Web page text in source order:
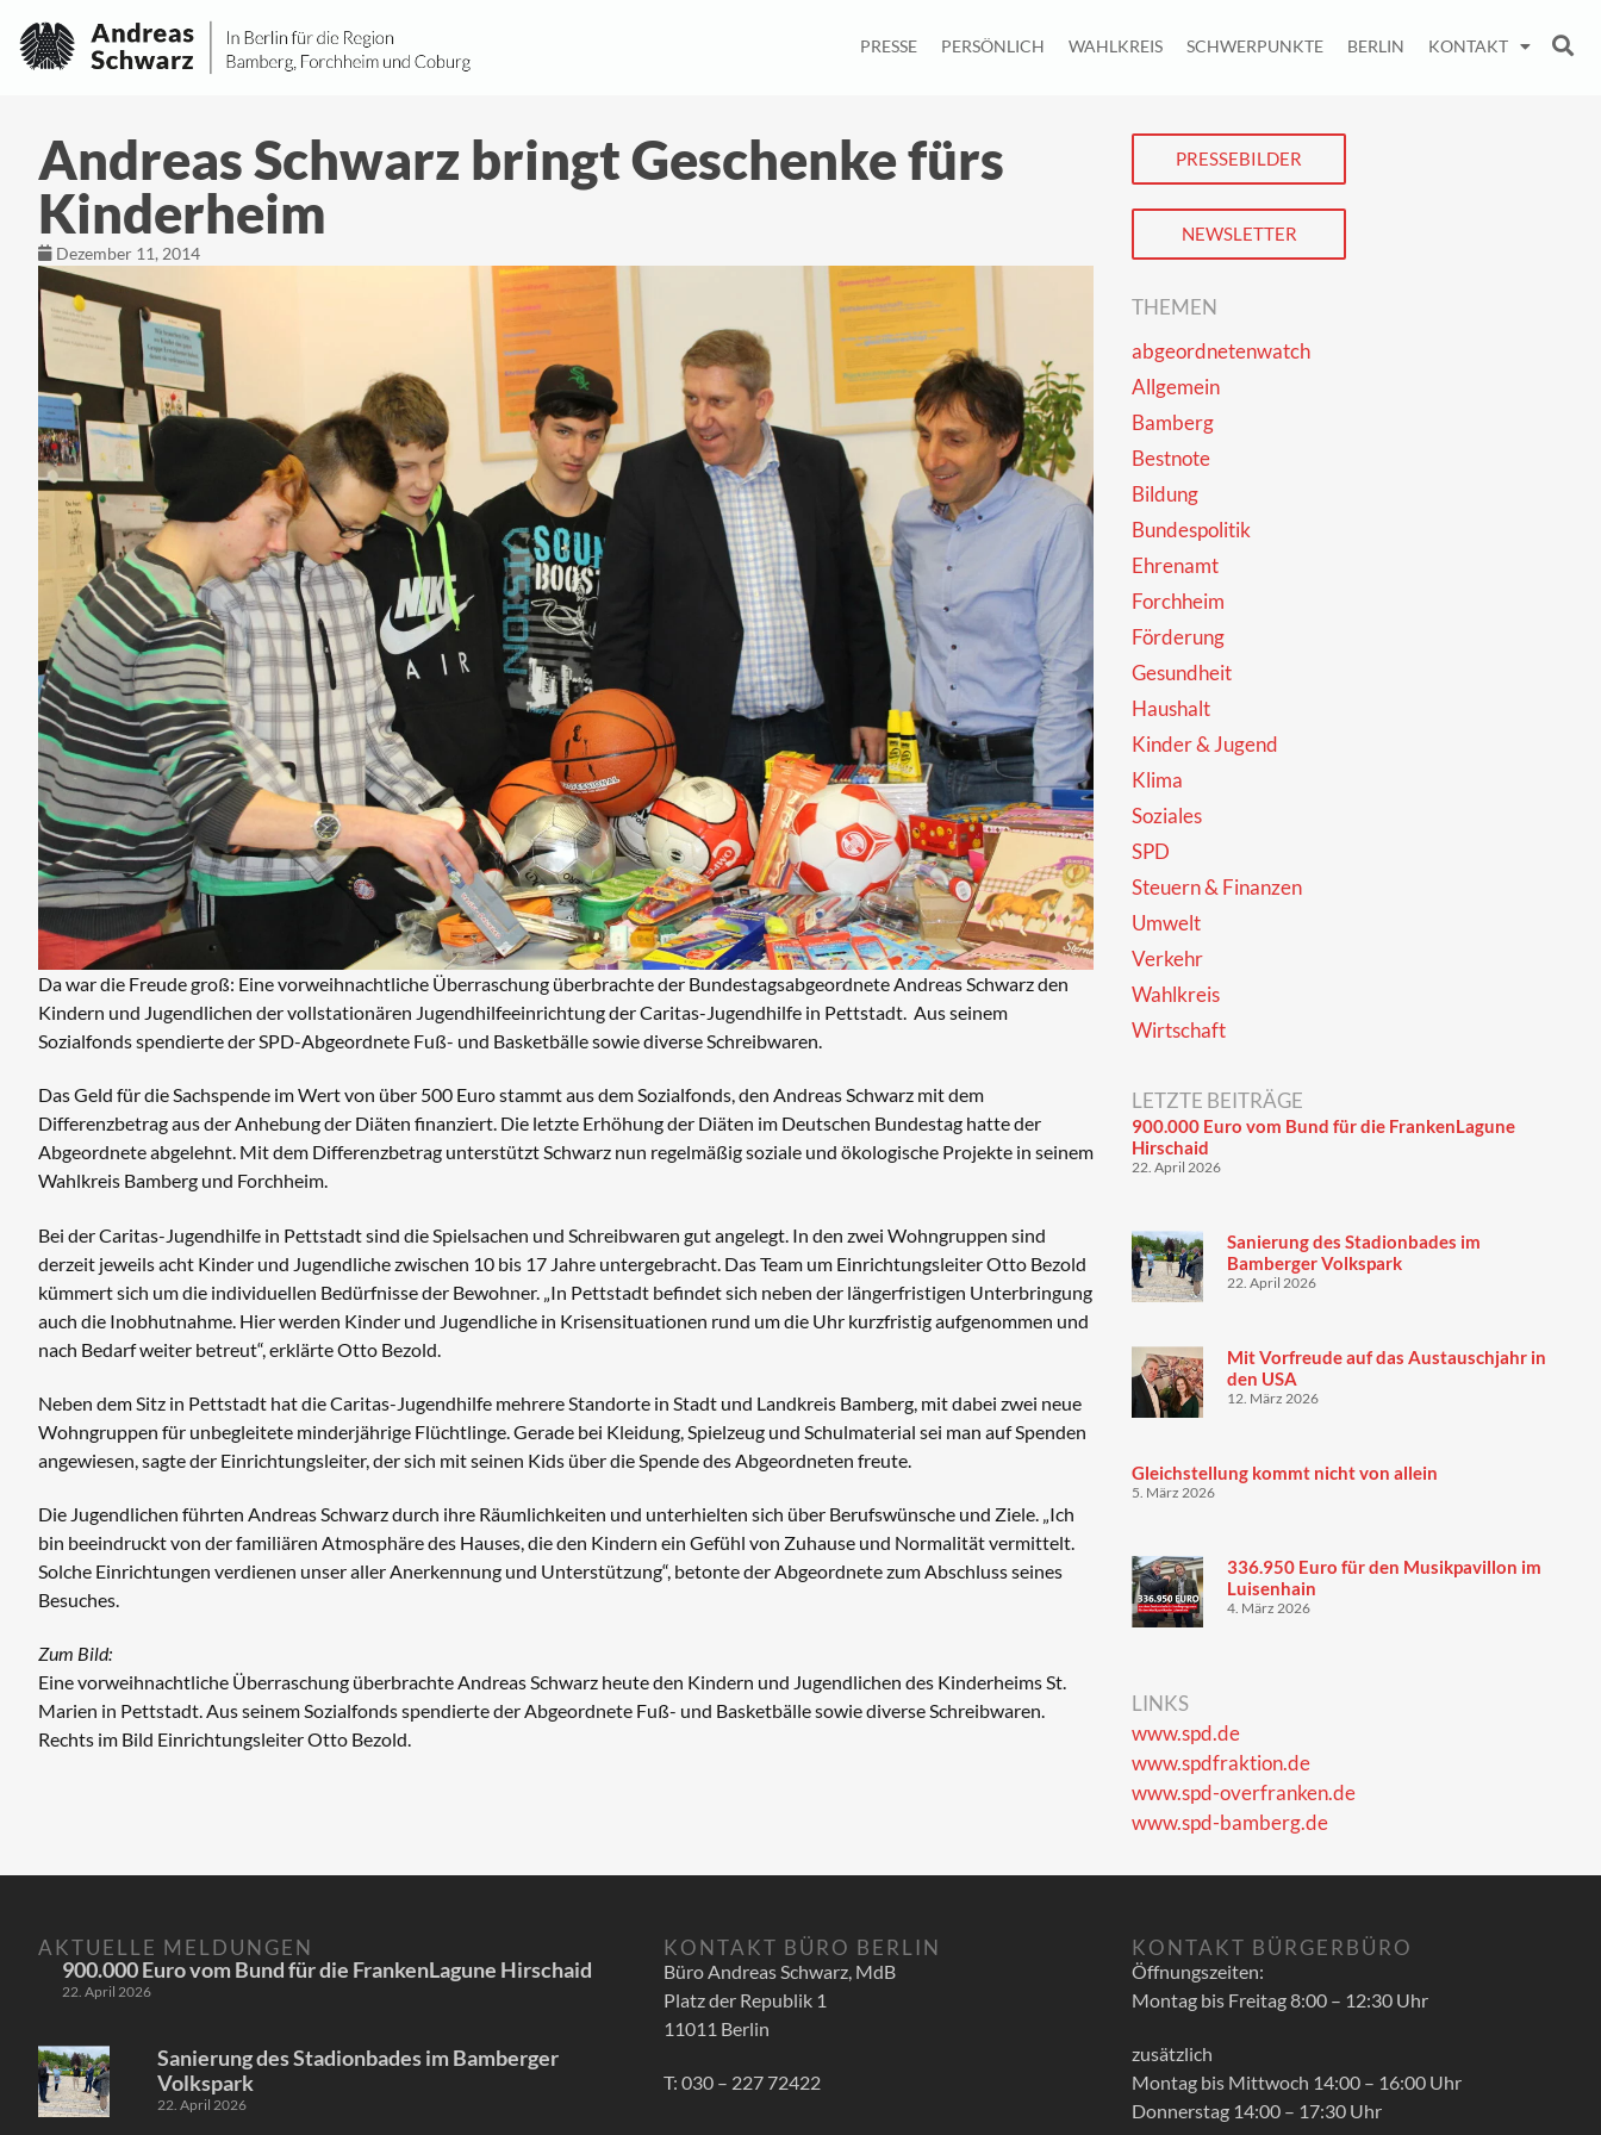
PRESSE PERSÖNLICH WAHLKREIS SCHWERPUNKTE BERLIN KONTAKT
Andreas Schwarz bringt Geschenke fürs
Kinderheim
Dezember 11, 2014
Da war die Freude groß: Eine vorweihnachtliche Überraschung überbrachte der Bundestagsabgeordnete Andreas Schwarz den
Kindern und Jugendlichen der vollstationären Jugendhilfeeinrichtung der Caritas-Jugendhilfe in Pettstadt. Aus seinem
Sozialfonds spendierte der SPD-Abgeordnete Fuß- und Basketbälle sowie diverse Schreibwaren.
Das Geld für die Sachspende im Wert von über 500 Euro stammt aus dem Sozialfonds, den Andreas Schwarz mit dem
Differenzbetrag aus der Anhebung der Diäten finanziert. Die letzte Erhöhung der Diäten im Deutschen Bundestag hatte der
Abgeordnete abgelehnt. Mit dem Differenzbetrag unterstützt Schwarz nun regelmäßig soziale und ökologische Projekte in seinem
Wahlkreis Bamberg und Forchheim.
Bei der Caritas-Jugendhilfe in Pettstadt sind die Spielsachen und Schreibwaren gut angelegt. In den zwei Wohngruppen sind
derzeit jeweils acht Kinder und Jugendliche zwischen 10 bis 17 Jahre untergebracht. Das Team um Einrichtungsleiter Otto Bezold
kümmert sich um die individuellen Bedürfnisse der Bewohner. „In Pettstadt befindet sich neben der längerfristigen Unterbringung
auch die Inobhutnahme. Hier werden Kinder und Jugendliche in Krisensituationen rund um die Uhr kurzfristig aufgenommen und
nach Bedarf weiter betreut“, erklärte Otto Bezold.
Neben dem Sitz in Pettstadt hat die Caritas-Jugendhilfe mehrere Standorte in Stadt und Landkreis Bamberg, mit dabei zwei neue
Wohngruppen für unbegleitete minderjährige Flüchtlinge. Gerade bei Kleidung, Spielzeug und Schulmaterial sei man auf Spenden
angewiesen, sagte der Einrichtungsleiter, der sich mit seinen Kids über die Spende des Abgeordneten freute.
Die Jugendlichen führten Andreas Schwarz durch ihre Räumlichkeiten und unterhielten sich über Berufswünsche und Ziele. „Ich
bin beeindruckt von der familiären Atmosphäre des Hauses, die den Kindern ein Gefühl von Zuhause und Normalität vermittelt.
Solche Einrichtungen verdienen unser aller Anerkennung und Unterstützung“, betonte der Abgeordnete zum Abschluss seines
Besuches.
Zum Bild:
Eine vorweihnachtliche Überraschung überbrachte Andreas Schwarz heute den Kindern und Jugendlichen des Kinderheims St.
Marien in Pettstadt. Aus seinem Sozialfonds spendierte der Abgeordnete Fuß- und Basketbälle sowie diverse Schreibwaren.
Rechts im Bild Einrichtungsleiter Otto Bezold.
PRESSEBILDER
NEWSLETTER
THEMEN
abgeordnetenwatch
Allgemein
Bamberg
Bestnote
Bildung
Bundespolitik
Ehrenamt
Forchheim
Förderung
Gesundheit
Haushalt
Kinder & Jugend
Klima
Soziales
SPD
Steuern & Finanzen
Umwelt
Verkehr
Wahlkreis
Wirtschaft
LETZTE BEITRÄGE
900.000 Euro vom Bund für die FrankenLagune
Hirschaid
22. April 2026
Sanierung des Stadionbades im
Bamberger Volkspark
22. April 2026
Mit Vorfreude auf das Austauschjahr in
den USA
12. März 2026
Gleichstellung kommt nicht von allein
5. März 2026
336.950 Euro für den Musikpavillon im
Luisenhain
4. März 2026
LINKS
www.spd.de
www.spdfraktion.de
www.spd-overfranken.de
www.spd-bamberg.de
AKTUELLE MELDUNGEN
900.000 Euro vom Bund für die FrankenLagune Hirschaid
22. April 2026
Sanierung des Stadionbades im Bamberger
Volkspark
22. April 2026
KONTAKT BÜRO BERLIN
Büro Andreas Schwarz, MdB
Platz der Republik 1
11011 Berlin
T: 030 – 227 72422
KONTAKT BÜRGERBÜRO
Öffnungszeiten:
Montag bis Freitag 8:00 – 12:30 Uhr
zusätzlich
Montag bis Mittwoch 14:00 – 16:00 Uhr
Donnerstag 14:00 – 17:30 Uhr